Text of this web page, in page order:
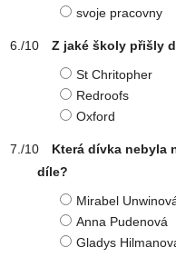
svoje pracovny
Z jaké školy přišly
St Chritopher
Redroofs
Oxford
Která dívka nebyla
díle?
Mirabel
Anna Pudenová
Gladys